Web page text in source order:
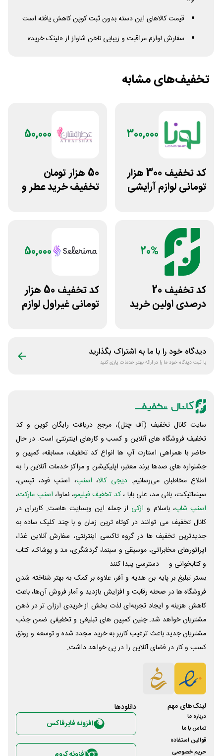
قیمت کالاهای این دسته بدون ثبت کوپن کاهش یافته است
سفارش لوازم مراقبت و زیبایی ناخن شاواز از «لینک خرید»
تخفیف‌های مشابه
300,000
کد تخفیف 300 هزار
تومانی لوازم آرایشی
50,000
50 هزار تومان
تخفیف خرید عطر و
20%
کد تخفیف 20
درصدی اولین خرید
50,000
کد تخفیف 50 هزار
تومانی غیراول لوازم
دیدگاه خود را با ما به اشتراک بگذارید
با ثبت دیدگاه خود ما را در ارائه بهتر خدمات یاری کنید
سایت کانال تخفیف (آف چنل)، مرجع دریافت رایگان کوپن و کد
تخفیف فروشگاه های آنلاین و کسب و‌ کارهای اینترنتی است. در حال
حاضر با همراهی استارت آپ ها انواع کد تخفیف، مسابقه، کمپین و
جشنواره های صدها برند معتبر، اپلیکیشن و مراکز خدمات آنلاین را به
اطلاع مخاطبان می‌رسانیم. دیجی کالا، اسنپ، اسنپ فود، تپسی،
سینماتیکت، بانی مد، علی‌ بابا ،کد تخفیف فیلیمو، نماوا، اسنپ مارکت،
اسنپ شاپ، باسلام و ازکی از جمله این وبسایت ‌هاست. کاربران در
کانال تخفیف می توانند در کوتاه ترین زمان و با چند کلیک ساده به
جدیدترین تخفیف ها در گروه تاکسی اینترنتی، سفارش آنلاین غذا،
اپراتورهای مخابراتی، موسیقی و سینما، گردشگری، مد و پوشاک، کتاب
و کتابخوانی و ... دسترسی پیدا کنند.
بستر تبلیغ بر پایه بن هدیه و آفر، علاوه بر کمک به بهتر شناخته شدن
فروشگاه ها در صحنه رقابت و افزایش بازدید و آمار فروش آن‌ها، باعث
کاهش هزینه و ایجاد تجربه‌ای لذت بخش از خریدی ارزان تر در ذهن
مشتریان خواهد شد. چنین کمپین های تبلیغی و تخفیفی ضمن جذب
مشتریان جدید باعث ترغیب کاربر به خرید مجدد شده و توسعه و رونق
کسب و کار در فضای آنلاین را در پی خواهد داشت.
لینک‌های مهم
درباره ما
تماس با ما
قوانین استفاده
حریم خصوصی
دانلود‌ها
افزونه فایرفاکس